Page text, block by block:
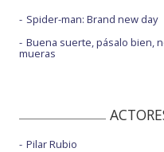
Spider-man: Brand new day
Buena suerte, pásalo bien,
mueras
Pilar Rubio